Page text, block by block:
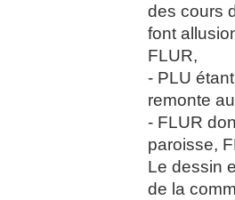
des cours
font
FLUR,
- PLU
remonte
- FLUR
paroisse,
Le dessin
de la